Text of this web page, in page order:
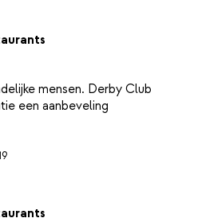
mensen. Derby Club